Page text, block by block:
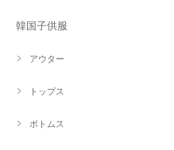
韓国子供服
アウター
トップス
ボトムス